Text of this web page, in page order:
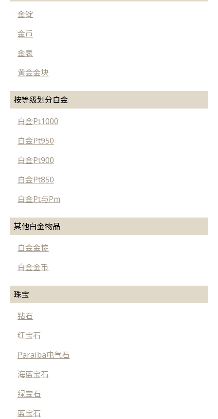
金锭
金币
金表
黄金金块
按等级划分白金
白金Pt1000
白金Pt950
白金Pt900
白金Pt850
白金Pt与Pm
其他白金物品
白金金锭
白金金币
珠宝
钻石
红宝石
Paraiba电气石
海蓝宝石
绿宝石
蓝宝石